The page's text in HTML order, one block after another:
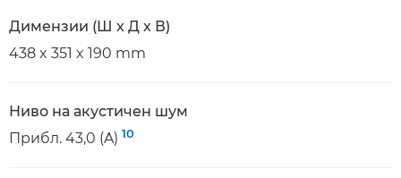
Димензии (Ш x Д x В)
438 x 351 x 190 mm
Ниво на акустичен шум
Прибл. 43,0 (A) 10